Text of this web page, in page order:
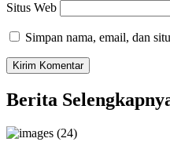
Situs Web
Simpan nama, email, dan
Berita